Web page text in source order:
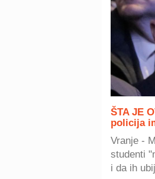
ŠTA JE
policija
Vranje -
studenti
i da ih